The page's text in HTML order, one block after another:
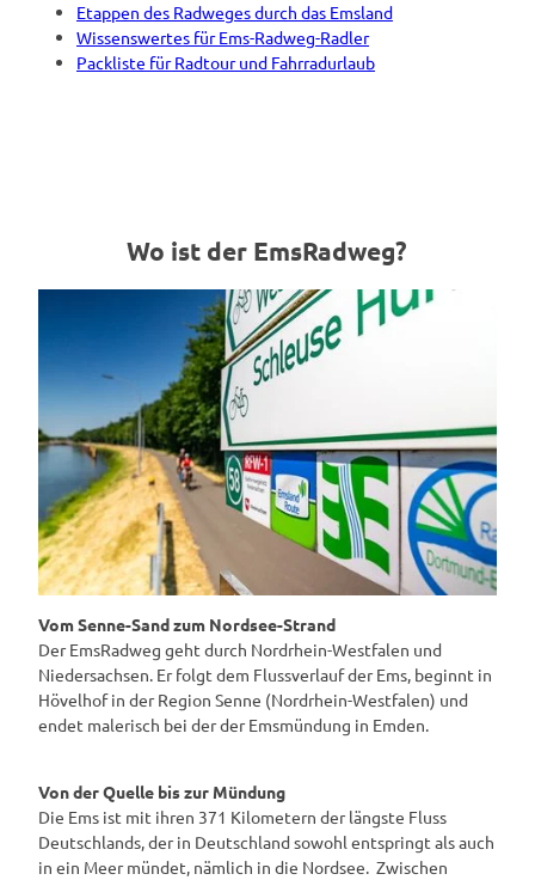
Etappen des Radweges durch das Emsland
Wissenswertes für Ems-Radweg-Radler
Packliste für Radtour und Fahrradurlaub
Wo ist der EmsRadweg?
Vom Senne-Sand zum Nordsee-Strand
Der EmsRadweg geht durch Nordrhein-Westfalen und
Niedersachsen. Er folgt dem Flussverlauf der Ems, beginnt in
Hövelhof in der Region Senne (Nordrhein-Westfalen) und
endet malerisch bei der der Emsmündung in Emden.
Von der Quelle bis zur Mündung
Die Ems ist mit ihren 371 Kilometern der längste Fluss
Deutschlands, der in Deutschland sowohl entspringt als auch
in ein Meer mündet, nämlich in die Nordsee. Zwischen